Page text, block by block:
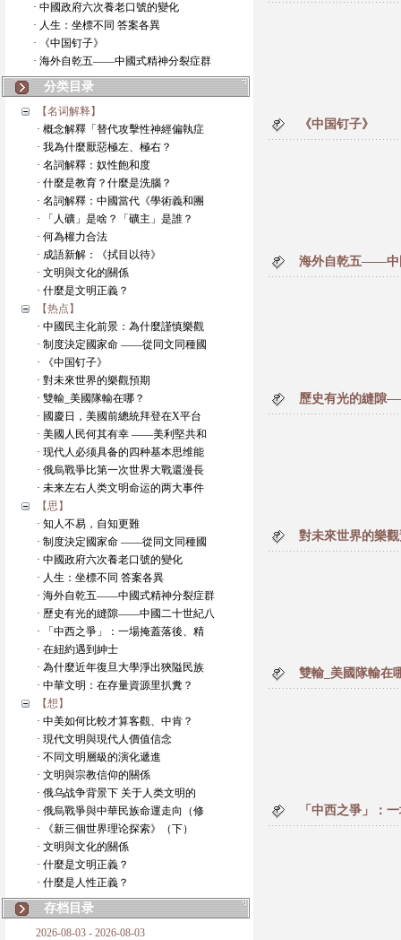
· 中國政府六次養老口號的變化
· 人生：坐標不同 答案各異
· 《中国钉子》
· 海外自乾五——中國式精神分裂症群
分类目录
【名词解释】
· 概念解釋「替代攻擊性神經偏執症
· 我為什麼厭惡極左、極右？
· 名詞解釋：奴性飽和度
· 什麼是教育？什麼是洗腦？
· 名詞解釋：中國當代《學術義和團
· 「人礦」是啥？「礦主」是誰？
· 何為權力合法
· 成語新解：《拭目以待》
· 文明與文化的關係
· 什麼是文明正義？
【热点】
· 中國民主化前景：為什麼謹慎樂觀
· 制度決定國家命 ——從同文同種國
· 《中国钉子》
· 對未來世界的樂觀預期
· 雙輸_美國隊輸在哪？
· 國慶日，美國前總統拜登在X平台
· 美國人民何其有幸 ——美利堅共和
· 现代人必须具备的四种基本思维能
· 俄烏戰爭比第一次世界大戰還漫長
· 未来左右人类文明命运的两大事件
【思】
· 知人不易，自知更難
· 制度決定國家命 ——從同文同種國
· 中國政府六次養老口號的變化
· 人生：坐標不同 答案各異
· 海外自乾五——中國式精神分裂症群
· 歷史有光的縫隙——中國二十世紀八
· 「中西之爭」：一場掩蓋落後、精
· 在紐約遇到紳士
· 為什麼近年復旦大學淨出狹隘民族
· 中華文明：在存量資源里扒糞？
【想】
· 中美如何比較才算客觀、中肯？
· 現代文明與現代人價值信念
· 不同文明層級的演化遞進
· 文明與宗教信仰的關係
· 俄乌战争背景下 关于人类文明的
· 俄烏戰爭與中華民族命運走向（修
· 《新三個世界理论探索》（下）
· 文明與文化的關係
· 什麼是文明正義？
· 什麼是人性正義？
存档目录
2026-08-03 - 2026-08-03
《中国钉子》
海外自乾五——中
歷史有光的縫隙
對未來世界的樂
雙輸_美國隊輸在
「中西之爭」：